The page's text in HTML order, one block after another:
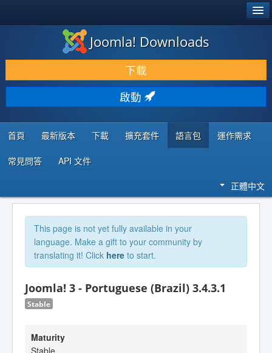
下載 & 擴充
發現 & 學習
社群 & 支援
程式者資源
Joomla! Downloads
下載
啟動
首頁 最新版本 下載 擴充套件 語言包 運作需求
常見問答 API 文件
正體中文
This page is not yet fully available in your
language. Make a gift to your community by
translating it! Click here to start.
Joomla! 3 - Portuguese (Brazil) 3.4.3.1
Stable
Maturity
Stable